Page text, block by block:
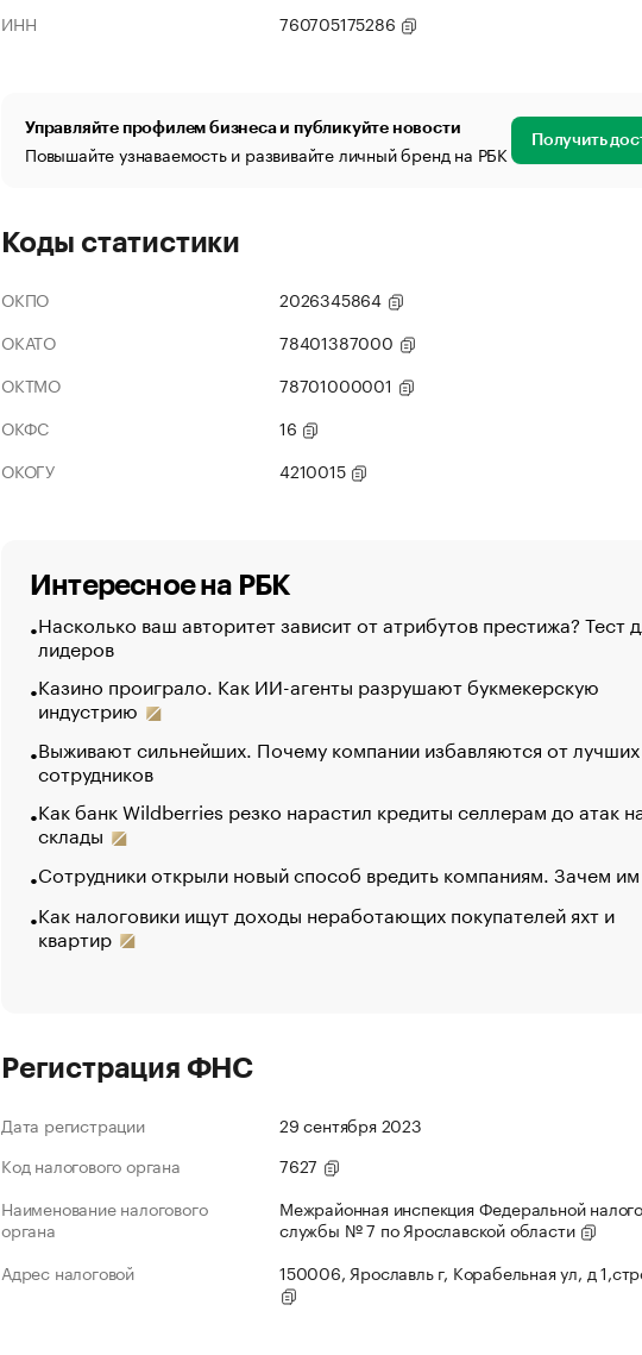
ИНН
760705175286
Управляйте профилем бизнеса и публикуйте новости
Повышайте узнаваемость и развивайте личный бренд на РБК Получить
Коды статистики
ОКПО
2026345864
ОКАТО
78401387000
ОКТМО
78701000001
ОКФС
16
ОКОГУ
4210015
Интересное на РБК
Насколько ваш авторитет зависит от атрибутов престижа? Тест
лидеров
Казино проиграло. Как ИИ-агенты разрушают букмекерскую
индустрию
Выживают сильнейших. Почему компании избавляются от лучших
сотрудников
Как банк Wildberries резко нарастил кредиты селлерам до атак
склады
Сотрудники открыли новый способ вредить компаниям. Зачем
Как налоговики ищут доходы неработающих покупателей яхт и
квартир
Регистрация ФНС
Дата регистрации
29 сентября 2023
Код налогового органа
7627
Наименование налогового
органа
Межрайонная инспекция Федеральной
службы № 7 по Ярославской области
Адрес налоговой
150006, Ярославль г, Корабельная ул, д